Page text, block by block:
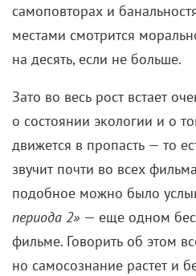
и иногда лучше просто
сцену можно считать
мастерства в фильме.
«Годзилла» (2014) — первая
франшизы про монстров;
«Рэмпейдж»— огромные